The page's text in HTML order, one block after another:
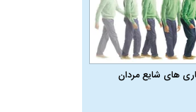
های شایع مردان